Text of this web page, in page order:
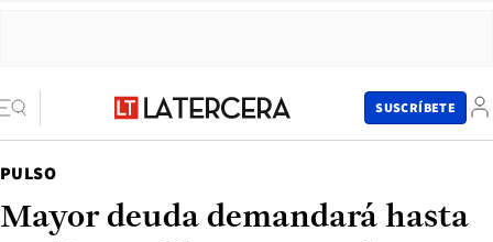
SUSCRÍBETE
PULSO
Mayor deuda demandará hasta